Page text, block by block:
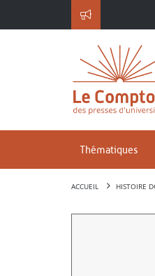
Thématiques
ACCUEIL HISTOIRE